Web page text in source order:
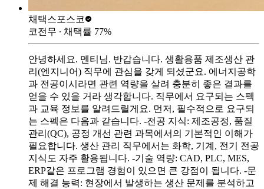
채택스포스코
코전무 ∙ 채택률 77%
안녕하세요. 멘티님. 반갑습니다. 생활용품 제조생산 관
리(엔지니어) 직무에 관심을 갖게 되셨군요. 에너지공학
과 전공이시라면 관련 역량을 살려 충분히 좋은 결과를
얻을 수 있을 거라 생각합니다. 직무에서 요구되는 스펙
과 교육 정보를 알려드릴게요. 먼저, 필수적으로 요구되
는 스펙은 다음과 같습니다. -전공 지식: 제조공정, 품질
관리(QC), 공정 개선 관련 과목에서의 기본적인 이해가
필요합니다. 생산 관리 직무에서는 화학, 기계, 전기 전공
지식도 자주 활용됩니다. -기술 역량: CAD, PLC, MES,
ERP같은 프로그램 경험이 있으면 큰 강점이 됩니다. -문
제 해결 능력: 현장에서 발생하는 생산 문제를 분석하고